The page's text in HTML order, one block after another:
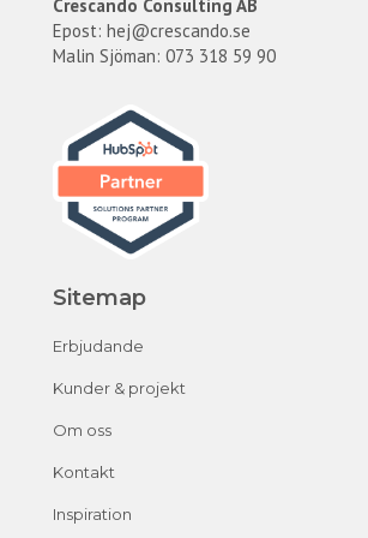
Crescando Consulting AB
Epost: hej@crescando.se
Malin Sjöman: 073 318 59 90
Sitemap
Erbjudande
Kunder & projekt
Om oss
Kontakt
Inspiration